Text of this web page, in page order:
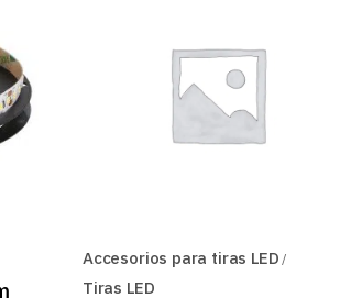
Accesorios para tiras LED
Tiras LED